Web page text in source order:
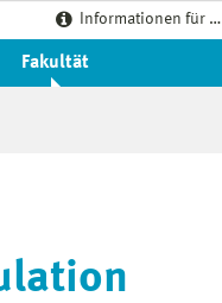
Informationen für …
Fakultät